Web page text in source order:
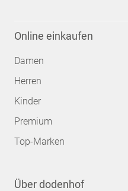
Online einkaufen
Damen
Herren
Kinder
Premium
Top-Marken
Über dodenhof